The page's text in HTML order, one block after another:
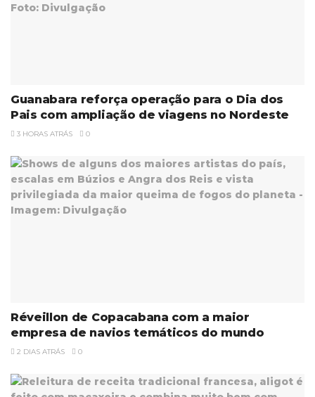
Guanabara reforça operação para o Dia dos
Pais com ampliação de viagens no Nordeste
3 HORAS ATRÁS 0
Réveillon de Copacabana com a maior
empresa de navios temáticos do mundo
2 DIAS ATRÁS 0